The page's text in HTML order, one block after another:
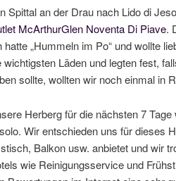
Spittal an der Drau nach Lido di
McArthurGlen Noventa Di Piave.
hatte „Hummeln im Po“ und wollte
wichtigsten Läden und legten fest,
sollte, wollten wir noch einmal in
Herberg für die nächsten 7 Tage
Wir entschieden uns für dieses
Balkon usw. anbietet und wir
wie Reinigungsservice und